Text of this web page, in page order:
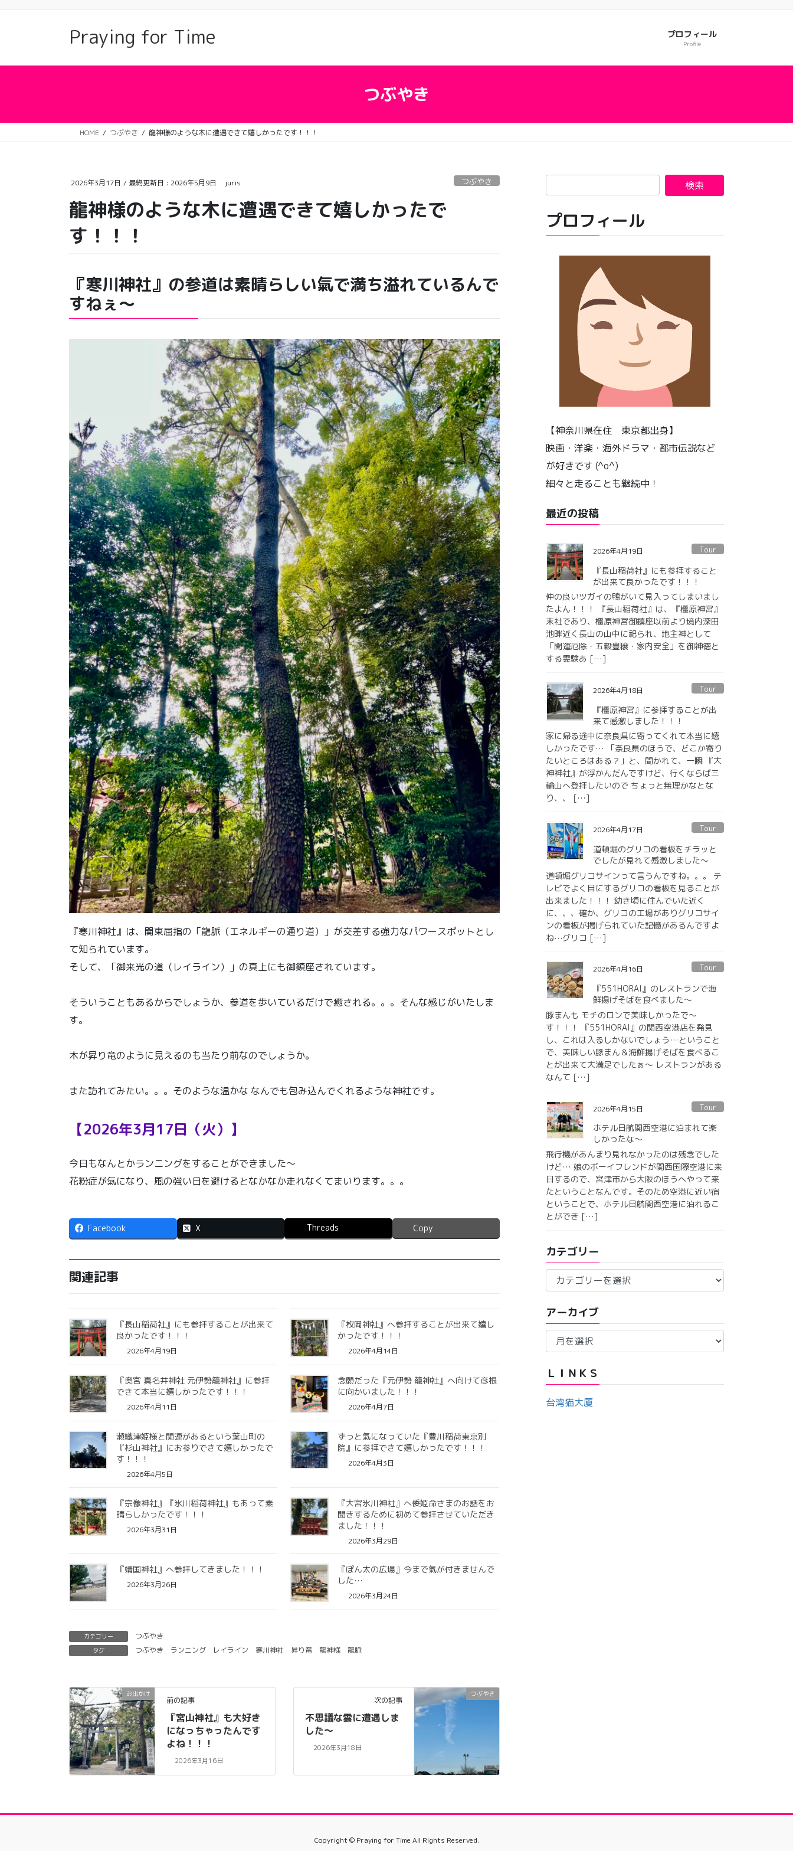
ツ
シ
移
Praying for Time プロフィール
Profile
つぶやき
HOME つぶやき 龍神様のような木に遭遇できて嬉しかったです！！！
2026年3月17日 / 最終更新日 : 2026年5月9日 juris つぶやき
龍神様のような木に遭遇できて嬉しかったで
す！！！
『寒川神社』の参道は素晴らしい氣で満ち溢れているんで
すねぇ〜
『寒川神社』は、関東屈指の「龍脈（エネルギーの通り道）」が交差する強力なパワースポットとし
て知られています。
そして、「御来光の道（レイライン）」の真上にも御鎮座されています。
そういうこともあるからでしょうか、参道を歩いているだけで癒される。。。そんな感じがいたしま
す。
木が昇り竜のように見えるのも当たり前なのでしょうか。
また訪れてみたい。。。そのような温かな なんでも包み込んでくれるような神社です。
【2026年3月17日（火）】
今日もなんとかランニングをすることができました〜
花粉症が氣になり、風の強い日を避けるとなかなか走れなくてまいります。。。
Facebook X Threads Copy
関連記事
『長山稲荷社』にも参拝することが出来て
良かったです！！！
2026年4月19日
『枚岡神社』へ参拝することが出来て嬉し
かったです！！！
2026年4月14日
『奥宮 真名井神社 元伊勢籠神社』に参拝
できて本当に嬉しかったです！！！
2026年4月11日
念願だった『元伊勢 籠神社』へ向けて彦根
に向かいました！！！
2026年4月7日
瀬織津姫様と関連があるという葉山町の
『杉山神社』にお参りできて嬉しかったで
す！！！
2026年4月5日
ずっと氣になっていた『豊川稲荷東京別
院』に参拝できて嬉しかったです！！！
2026年4月3日
『宗像神社』『氷川稲荷神社』もあって素
晴らしかったです！！！
2026年3月31日
『大宮氷川神社』へ倭姫命さまのお話をお
聞きするために初めて参拝させていただき
ました！！！
2026年3月29日
『靖国神社』へ参拝してきました！！！
2026年3月26日
『ぽん太の広場』今まで氣が付きませんで
した…
2026年3月24日
カテゴリー つぶやき
タグ つぶやき ランニング レイライン 寒川神社 昇り竜 龍神様 龍脈
お出かけ
前の記事
『宮山神社』も大好き
になっちゃったんです
よね！！！
2026年3月16日
つぶやき
次の記事
不思議な雲に遭遇しま
した〜
2026年3月18日
プロフィール
【神奈川県在住 東京都出身】
映画・洋楽・海外ドラマ・都市伝説など
が好きです (^o^)
細々と走ることも継続中！
最近の投稿
2026年4月19日 Tour
『長山稲荷社』にも参拝すること
が出来て良かったです！！！
仲の良いツガイの鴨がいて見入ってしまいまし
たよん！！！ 『長山稲荷社』は、『橿原神宮』
末社であり、橿原神宮御鎮座以前より境内深田
池畔近く長山の山中に祀られ、地主神として
「開運厄除・五穀豊穣・家内安全」を御神徳と
する霊験あ […]
2026年4月18日 Tour
『橿原神宮』に参拝することが出
来て感激しました！！！
家に帰る途中に奈良県に寄ってくれて本当に嬉
しかったです… 「奈良県のほうで、どこか寄り
たいところはある？」と、聞かれて、一瞬 『大
神神社』が浮かんだんですけど、行くならば三
輪山へ登拝したいので ちょっと無理かなとな
り、、 […]
2026年4月17日 Tour
道頓堀のグリコの看板をチラッと
でしたが見れて感激しました〜
道頓堀グリコサインって言うんですね。。。 テ
レビでよく目にするグリコの看板を見ることが
出来ました！！！ 幼き頃に住んでいた近く
に、、、確か、グリコの工場がありグリコサイ
ンの看板が掲げられていた記憶があるんですよ
ね⋯グリコ […]
2026年4月16日 Tour
『551HORAI』のレストランで海
鮮揚げそばを食べました〜
豚まんも モチのロンで美味しかったで〜
す！！！ 『551HORAI』の関西空港店を発見
し、これは入るしかないでしょう…ということ
で、美味しい豚まん＆海鮮揚げそばを食べるこ
とが出来て大満足でしたぁ〜 レストランがある
なんて […]
2026年4月15日 Tour
ホテル日航関西空港に泊まれて楽
しかったな〜
飛行機があんまり見れなかったのは残念でした
けど… 娘のボーイフレンドが関西国際空港に来
日するので、宮津市から大阪のほうへやって来
たということなんです。そのため空港に近い宿
ということで、ホテル日航関西空港に泊れるこ
とができ […]
カテゴリー
テ
リ
ー
アーカイブ
ア
イ
ブ
ＬＩＮＫＳ
台湾猫大厦
Copyright © Praying for Time All Rights Reserved.